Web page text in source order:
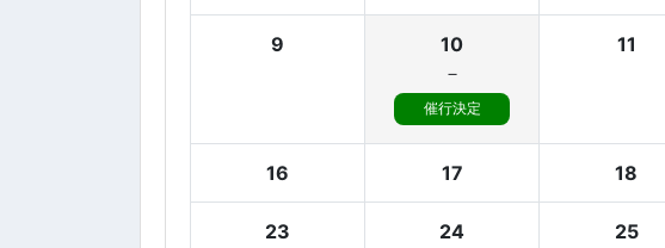
9
10
－
催行決定
11
16 17 18
23 24 25